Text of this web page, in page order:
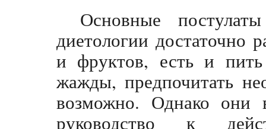
Основные
диетологии достаточно
и фруктов, есть и
жажды, предпочитать
возможно. Однако они
руководство к